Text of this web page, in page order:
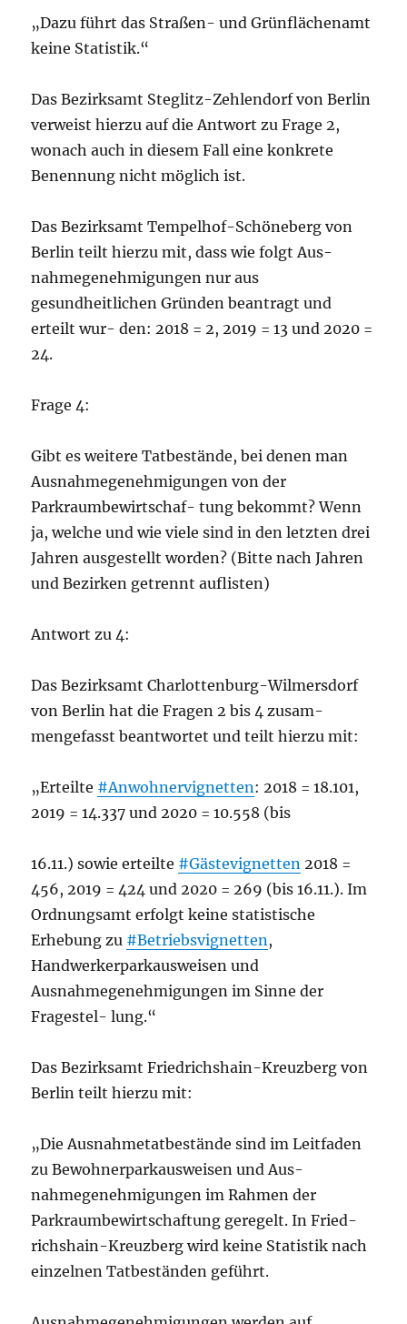
„Dazu führt das Straßen- und Grünflächenamt
keine Statistik.“
Das Bezirksamt Steglitz-Zehlendorf von Berlin
verweist hierzu auf die Antwort zu Frage 2,
wonach auch in diesem Fall eine konkrete
Benennung nicht möglich ist.
Das Bezirksamt Tempelhof-Schöneberg von
Berlin teilt hierzu mit, dass wie folgt Aus-
nahmegenehmigungen nur aus
gesundheitlichen Gründen beantragt und
erteilt wur- den: 2018 = 2, 2019 = 13 und 2020 =
24.
Frage 4:
Gibt es weitere Tatbestände, bei denen man
Ausnahmegenehmigungen von der
Parkraumbewirtschaf- tung bekommt? Wenn
ja, welche und wie viele sind in den letzten drei
Jahren ausgestellt worden? (Bitte nach Jahren
und Bezirken getrennt auflisten)
Antwort zu 4:
Das Bezirksamt Charlottenburg-Wilmersdorf
von Berlin hat die Fragen 2 bis 4 zusam-
mengefasst beantwortet und teilt hierzu mit:
„Erteilte #Anwohnervignetten: 2018 = 18.101,
2019 = 14.337 und 2020 = 10.558 (bis
16.11.) sowie erteilte #Gästevignetten 2018 =
456, 2019 = 424 und 2020 = 269 (bis 16.11.). Im
Ordnungsamt erfolgt keine statistische
Erhebung zu #Betriebsvignetten,
Handwerkerparkausweisen und
Ausnahmegenehmigungen im Sinne der
Fragestel- lung.“
Das Bezirksamt Friedrichshain-Kreuzberg von
Berlin teilt hierzu mit:
„Die Ausnahmetatbestände sind im Leitfaden
zu Bewohnerparkausweisen und Aus-
nahmegenehmigungen im Rahmen der
Parkraumbewirtschaftung geregelt. In Fried-
richshain-Kreuzberg wird keine Statistik nach
einzelnen Tatbeständen geführt.